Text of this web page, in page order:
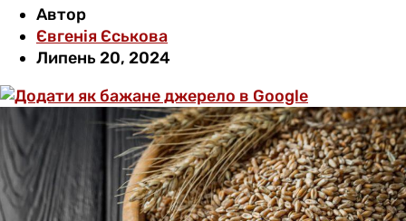
Автор
Євгенія Єськова
Липень 20, 2024